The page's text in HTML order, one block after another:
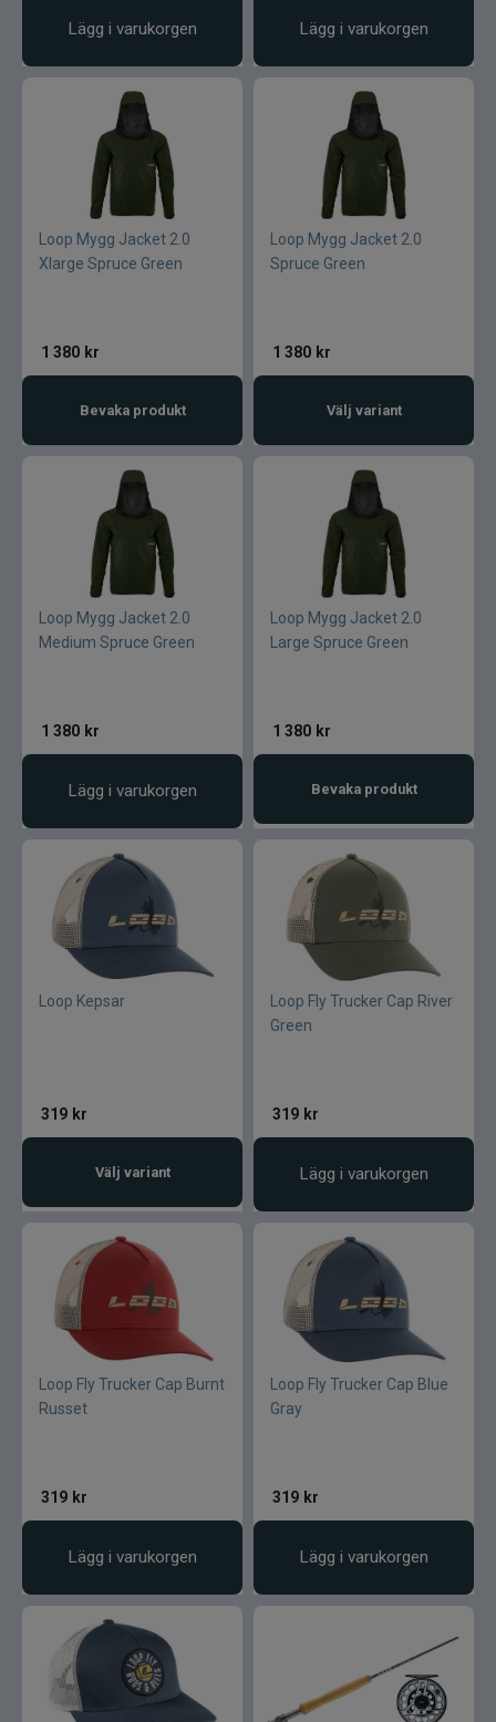
Lägg i varukorgen Lägg i varukorgen
Loop Mygg Jacket 2.0
Xlarge Spruce Green
1 380 kr
Bevaka produkt
Loop Mygg Jacket 2.0
Spruce Green
1 380 kr
Välj variant
Loop Mygg Jacket 2.0
Medium Spruce Green
1 380 kr
Lägg i varukorgen
Loop Mygg Jacket 2.0
Large Spruce Green
1 380 kr
Bevaka produkt
Loop Kepsar
319 kr
Välj variant
Loop Fly Trucker Cap River
Green
319 kr
Lägg i varukorgen
Loop Fly Trucker Cap Burnt
Russet
319 kr
Lägg i varukorgen
Loop Fly Trucker Cap Blue
Gray
319 kr
Lägg i varukorgen